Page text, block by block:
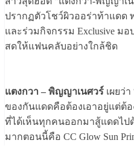
ปรากฏตัวโชว์ผิวออร่าท้าแดด
และร่วมกิจกรรม Exclusive ม
สดให้แฟนคลับอย่างใกล้ชิด
แตงกวา – พิญญาเนศวร์ เผยว่
ของกันแดดคือต้องเอาอยู่แต่ต้
ที่ได้เห็นทุกคนออกมาสู้แดดไป
มากตอนนี้คือ CC Glow Sun